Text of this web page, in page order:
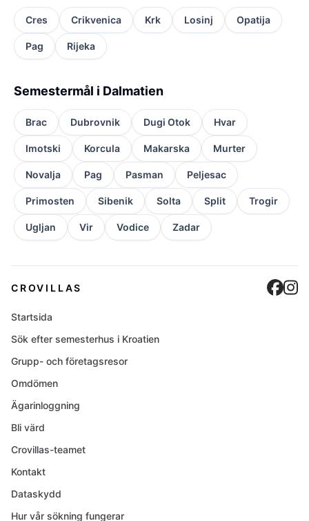
Cres Crikvenica Krk Losinj Opatija
Pag Rijeka
Semestermål i Dalmatien
Brac Dubrovnik Dugi Otok Hvar
Imotski Korcula Makarska Murter
Novalja Pag Pasman Peljesac
Primosten Sibenik Solta Split Trogir
Ugljan Vir Vodice Zadar
CROVILLAS
Startsida
Sök efter semesterhus i Kroatien
Grupp- och företagsresor
Omdömen
Ägarinloggning
Bli värd
Crovillas-teamet
Kontakt
Dataskydd
Hur vår sökning fungerar